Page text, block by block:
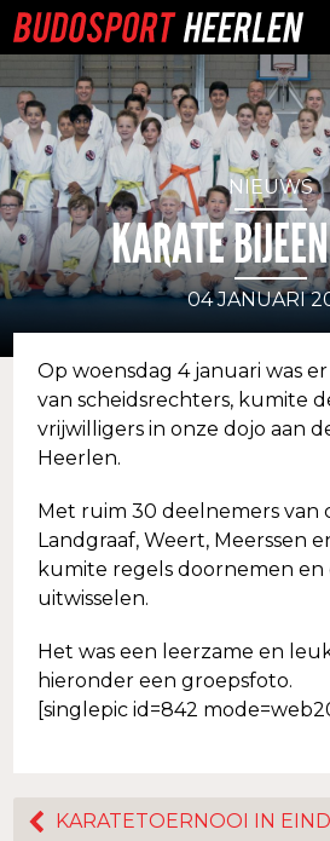
NIEUWS
KARATE
04 JANUARI
Op woensdag 4 januari was
van scheidsrechters, kumite
vrijwilligers in onze dojo aan
Heerlen.
Met ruim 30 deelnemers van
Landgraaf, Weert, Meerssen
kumite regels doornemen en
uitwisselen.
Het was een leerzame en
hieronder een groepsfoto.
[singlepic id=842
KARATETOERNOOI IN